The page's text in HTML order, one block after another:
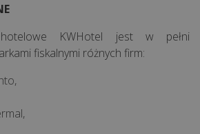
hotelowe KWHotel jest w pełni
fiskalnymi różnych firm: